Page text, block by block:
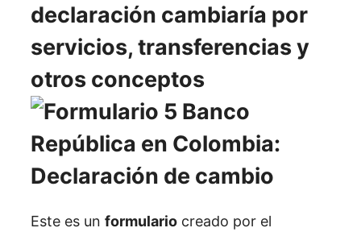
declaración cambiaría por
servicios, transferencias y
otros conceptos
Este es un formulario creado por el